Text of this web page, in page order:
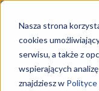
Nasza strona
cookies
serwisu, a także z
wspierających
znajdziesz w Polityce
Szkoły
Strona główna Tagi
Tag: